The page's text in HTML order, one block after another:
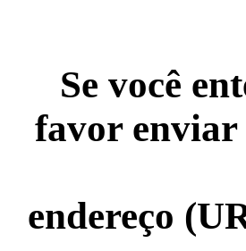
Se você
favor enviar
endereço